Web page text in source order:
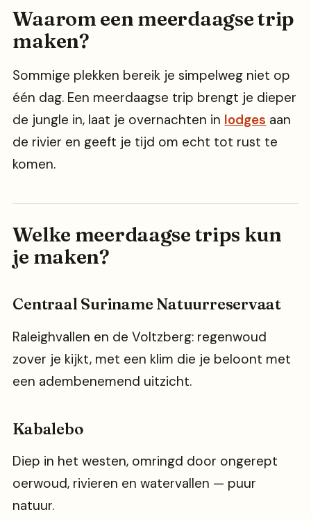
Waarom een meerdaagse trip
maken?
Sommige plekken bereik je simpelweg niet op
één dag. Een meerdaagse trip brengt je dieper
de jungle in, laat je overnachten in lodges aan
de rivier en geeft je tijd om echt tot rust te
komen.
Welke meerdaagse trips kun
je maken?
Centraal Suriname Natuurreservaat
Raleighvallen en de Voltzberg: regenwoud
zover je kijkt, met een klim die je beloont met
een adembenemend uitzicht.
Kabalebo
Diep in het westen, omringd door ongerept
oerwoud, rivieren en watervallen — puur
natuur.